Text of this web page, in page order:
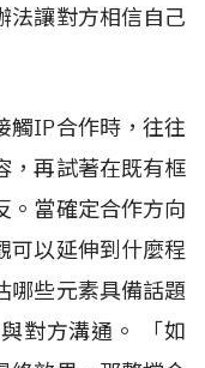
法讓對方相信自己
觸IP合作時，往往
，再試著在既有框
。當確定合作方向
可以延伸到什麼程
哪些元素具備話題
對方溝通。 「如